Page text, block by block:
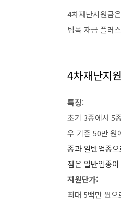
4차재난지원금
팀목 자금 플러
4차재난지
특징:
초기 3종에서 5
우 기존 50만 원
종과 일반업종
점은 일반업종
지원단가:
최대 5백만 원